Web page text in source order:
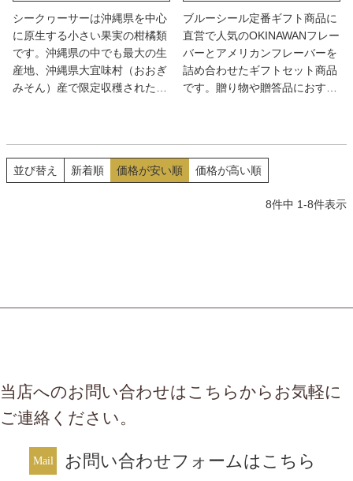
・干し海老「おめでたい」縁起
物である赤く威勢の良い海老。
・油葱「子孫繁栄」これが無い
と台湾の味にならないフライド
シャロット。
・もち米「具がいっぱいだと嬉
さん仕上げ 。
シークヮーサーは沖縄県を中心
に原生する小さい果実の柑橘類
です。沖縄県の中でも最大の生
産地、沖縄県大宜味村（おおぎ
みそん）産で限定収穫された未
ーは、完熟に比べクエン酸やフ
ラボノイドの一種「ノビレチン
ブルーシール定番ギフト商品に
直営で人気のOKINAWANフレー
バーとアメリカンフレーバーを
詰め合わせたギフトセット商品
です。贈り物や贈答品におすす
酪農製品に贈られる 「ブルーリ
ボン賞」の受賞製品に与えられ
ール」と名づけられました。ア
並び替え 新着順 価格が安い順 価格が高い順
8件中 1-8件表示
当店へのお問い合わせはこちらからお気軽に
ご連絡ください。
お問い合わせフォームはこちら